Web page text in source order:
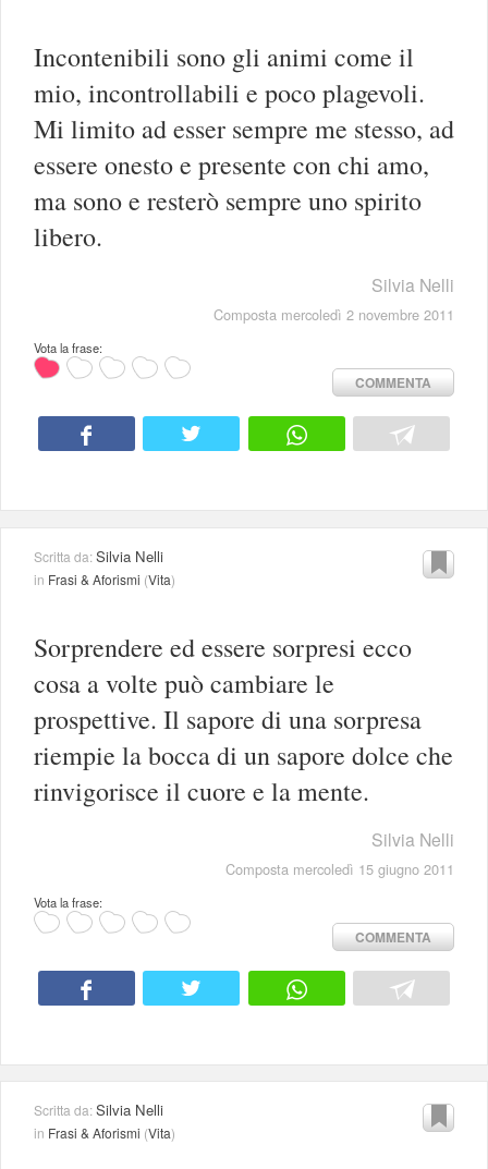
Incontenibili sono gli animi come il
mio, incontrollabili e poco plagevoli.
Mi limito ad esser sempre me stesso, ad
essere onesto e presente con chi amo,
ma sono e resterò sempre uno spirito
libero.
Silvia Nelli
Composta mercoledì 2 novembre 2011
Vota la frase:
COMMENTA
Scritta da:Silvia Nelli
in Frasi & Aforismi (Vita)
Sorprendere ed essere sorpresi ecco
cosa a volte può cambiare le
prospettive. Il sapore di una sorpresa
riempie la bocca di un sapore dolce che
rinvigorisce il cuore e la mente.
Silvia Nelli
Composta mercoledì 15 giugno 2011
Vota la frase:
COMMENTA
Scritta da:Silvia Nelli
in Frasi & Aforismi (Vita)